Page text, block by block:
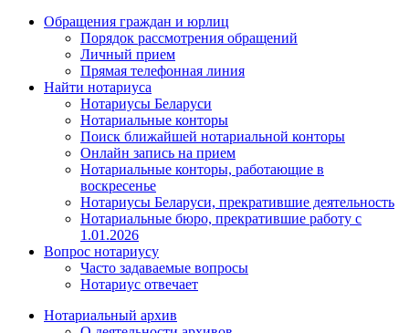
Обращения граждан и юрлиц
Порядок рассмотрения обращений
Личный прием
Прямая телефонная линия
Найти нотариуса
Нотариусы Беларуси
Нотариальные конторы
Поиск ближайшей нотариальной конторы
Онлайн запись на прием
Нотариальные конторы, работающие в
воскресенье
Нотариусы Беларуси, прекратившие деятельность
Нотариальные бюро, прекратившие работу с
1.01.2026
Вопрос нотариусу
Часто задаваемые вопросы
Нотариус отвечает
Нотариальный архив